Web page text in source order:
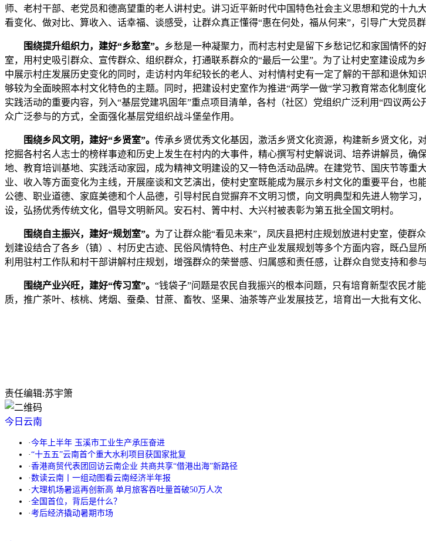
师、老村干部、老党员和德高望重的老人讲村史。讲习近平新时代中国特色社会主义思想和党的十
看变化、做对比、算收入、话幸福、谈感受，让群众真正懂得“惠在何处，福从何来”，引导广大党员
围绕提升组织力，建好“乡愁室”。
乡愁是一种凝聚力，而村志村史是留下乡愁记忆和家国情怀的
室，用村史吸引群众、宣传群众、组织群众，打通联系群众的“最后一公里”。为了让村史室建设成
中展示村庄发展历史变化的同时，走访村内年纪较长的老人、对村情村史有一定了解的干部和退休
够较为全面映照本村文化特色的主题。同时，把建设村史室作为推进“两学一做“学习教育常态化制度
实践活动的重要内容，列入“基层党建巩固年”重点项目清单，各村（社区）党组织广泛利用“四议两
众广泛参与的方式，全面强化基层党组织战斗堡垒作用。
围绕乡风文明，建好“乡贤室”。 传承乡贤优秀文化基因，激活乡贤文化资源，构建新乡贤文化，
挖掘各村名人志士的榜样事迹和历史上发生在村内的大事件，精心撰写村史解说词、培养讲解员，
地、教育培训基地、实践活动家园，成为精神文明建设的又一特色活动品牌。在建党节、国庆节等
业、收入等方面变化为主线，开展座谈和文艺演出，使村史室既能成为展示乡村文化的重要平台，
公德、职业道德、家庭美德和个人品德，引导村民自觉摒弃不文明习惯，向文明典型和先进人物学
设，弘扬优秀传统文化，倡导文明新风。安石村、箐中村、大兴村被表彰为第五批全国文明村。
围绕自主振兴，建好“规划室”。 为了让群众能“看见未来”，凤庆县把村庄规划放进村史室，使
划建设结合了各乡（镇）、村历史古迹、民俗风情特色、村庄产业发展规划等多个方面内容，既凸显
利用驻村工作队和村干部讲解村庄规划，增强群众的荣誉感、归属感和责任感，让群众自觉支持和参
围绕产业兴旺，建好“传习室”。 “钱袋子”问题是农民自我振兴的根本问题，只有培育新型农民才
质，推广茶叶、核桃、烤烟、蚕桑、甘蔗、畜牧、坚果、油茶等产业发展技艺，培育出一大批有文化
责任编辑:苏宇箫
今日云南
·今年上半年 玉溪市工业生产承压奋进
·“十五五”云南首个重大水利项目获国家批复
·香港商贸代表团回访云南企业 共商共享“借港出海”新路径
·数读云南丨一组动图看云南经济半年报
·大理机场暑运再创新高 单月旅客吞吐量首破50万人次
·全国首位，背后是什么？
·考后经济撬动暑期市场